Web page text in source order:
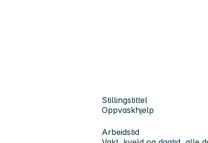
Stillingstittel
Oppvaskhjelp
Arbeidstid